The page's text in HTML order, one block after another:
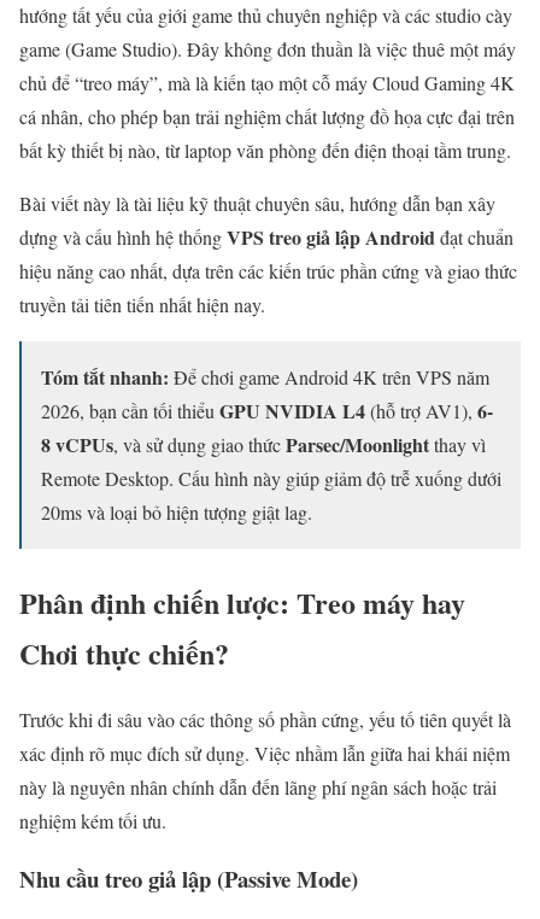
hướng tất yếu của giới game thủ chuyên nghiệp và các studio cày
game (Game Studio). Đây không đơn thuần là việc thuê một máy
chủ để “treo máy”, mà là kiến tạo một cỗ máy Cloud Gaming 4K
cá nhân, cho phép bạn trải nghiệm chất lượng đồ họa cực đại trên
bất kỳ thiết bị nào, từ laptop văn phòng đến điện thoại tầm trung.
Bài viết này là tài liệu kỹ thuật chuyên sâu, hướng dẫn bạn xây
dựng và cấu hình hệ thốngVPS treo giả lập Androidđạt chuẩn
hiệu năng cao nhất, dựa trên các kiến trúc phần cứng và giao thức
truyền tải tiên tiến nhất hiện nay.
Tóm tắt nhanh: Để chơi game Android 4K trên VPS năm
2026, bạn cần tối thiểu GPU NVIDIA L4(hỗ trợ AV1), 6-
8 vCPUs, và sử dụng giao thứcParsec/Moonlightthay vì
Remote Desktop. Cấu hình này giúp giảm độ trễ xuống dưới
20ms và loại bỏ hiện tượng giật lag.
Phân định chiến lược: Treo máy hay
Chơi thực chiến?
Trước khi đi sâu vào các thông số phần cứng, yếu tố tiên quyết là
xác định rõ mục đích sử dụng. Việc nhầm lẫn giữa hai khái niệm
này là nguyên nhân chính dẫn đến lãng phí ngân sách hoặc trải
nghiệm kém tối ưu.
Nhu cầu treo giả lập (Passive Mode)